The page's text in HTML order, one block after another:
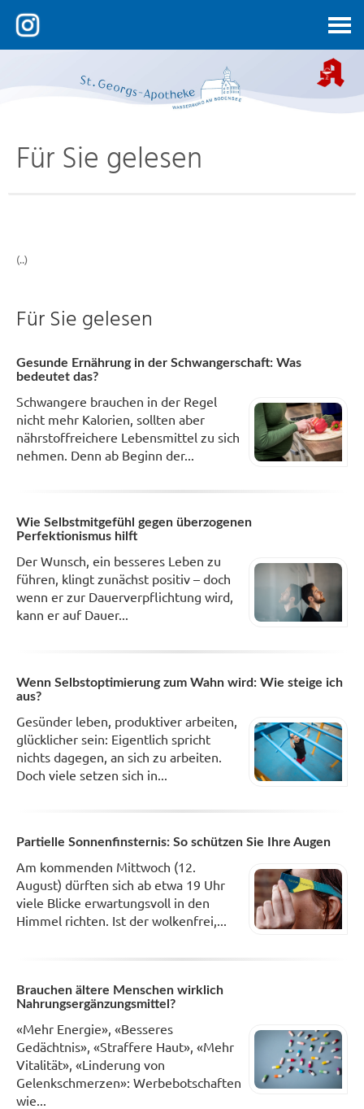
Kontakt
Für Sie gelesen
(..)
Für Sie gelesen
Gesunde Ernährung in der Schwangerschaft: Was
bedeutet das?
Schwangere brauchen in der Regel
nicht mehr Kalorien, sollten aber
nährstoffreichere Lebensmittel zu sich
nehmen. Denn ab Beginn der...
Wie Selbstmitgefühl gegen überzogenen
Perfektionismus hilft
Der Wunsch, ein besseres Leben zu
führen, klingt zunächst positiv – doch
wenn er zur Dauerverpflichtung wird,
kann er auf Dauer...
Wenn Selbstoptimierung zum Wahn wird: Wie steige ich
aus?
Gesünder leben, produktiver arbeiten,
glücklicher sein: Eigentlich spricht
nichts dagegen, an sich zu arbeiten.
Doch viele setzen sich in...
Partielle Sonnenfinsternis: So schützen Sie Ihre Augen
Am kommenden Mittwoch (12.
August) dürften sich ab etwa 19 Uhr
viele Blicke erwartungsvoll in den
Himmel richten. Ist der wolkenfrei,...
Brauchen ältere Menschen wirklich
Nahrungsergänzungsmittel?
«Mehr Energie», «Besseres
Gedächtnis», «Straffere Haut», «Mehr
Vitalität», «Linderung von
Gelenkschmerzen»: Werbebotschaften
wie...